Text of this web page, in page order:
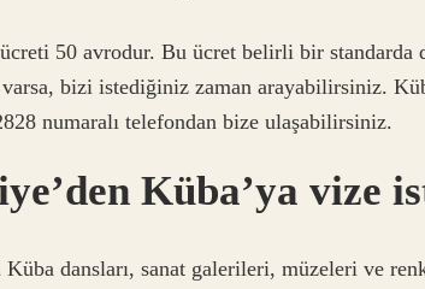
50 avrodur. Bu ücret belirli bir standarda
varsa, bizi istediğiniz zaman arayabilirsiniz.
numaralı telefondan bize ulaşabilirsiniz.
Küba’ya vize
Küba dansları, sanat galerileri, müzeleri ve